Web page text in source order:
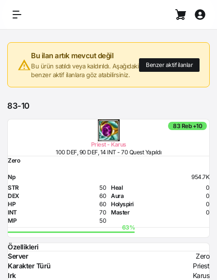
Bu ilan artık mevcut değil
Bu ürün satıldı veya kaldırıldı. Aşağıdaki
benzer aktif ilanlara göz atabilirsiniz.
Benzer aktif ilanlar
83-10
Priest - Karus
100 DEF, 90 DEF, 14 INT - 70 Quest Yapıldı
Zero
Np
954.7K
STR
50
DEX
60
HP
60
INT
70
MP
50
Heal
0
Aura
0
Holyspiri
0
Master
0
83 Reb +10
Özellikleri
Server
Zero
Karakter Türü
Priest
Irk
Karus